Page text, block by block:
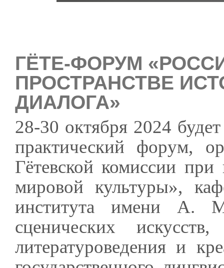
ГЁТЕ-ФОРУМ
ПРОСТРАНСТВЕ
ДИАЛОГА»
28-30 октября 2024
практический форум,
Гётевской комиссии
мировой культуры»,
института имени А.
сценических искусств,
литературоведения и